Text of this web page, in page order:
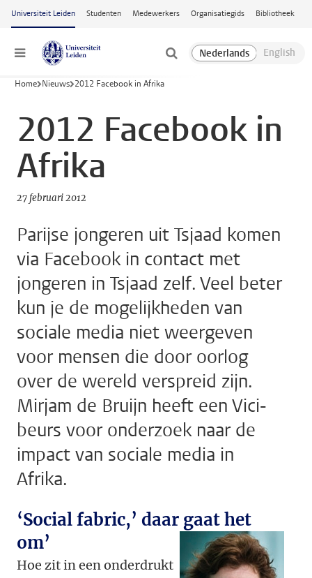
Ga naar hoofdinhoud
Universiteit Leiden Studenten Medewerkers Organisatiegids Bibliotheek
Menu
Home Nieuws 2012 Facebook in Afrika
2012 Facebook in
Afrika
27 februari 2012
Parijse jongeren uit Tsjaad komen
via Facebook in contact met
jongeren in Tsjaad zelf. Veel beter
kun je de mogelijkheden van
sociale media niet weergeven
voor mensen die door oorlog
over de wereld verspreid zijn.
Mirjam de Bruijn heeft een Vici-
beurs voor onderzoek naar de
impact van sociale media in
Afrika.
‘Social fabric,’ daar gaat het
om’
Hoe zit in een onderdrukt